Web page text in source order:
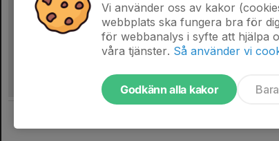
Vi använder oss av kakor
webbplats ska fungera bra för
för webbanalys i syfte att hjälpa
våra tjänster. Så använder vi
Godkänn alla kakor